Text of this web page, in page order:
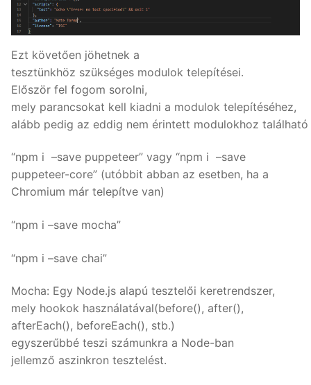
Ezt követően jöhetnek a
tesztünkhöz szükséges modulok telepítései.
Először fel fogom sorolni,
mely parancsokat kell kiadni a modulok telepítéséhez,
alább pedig az eddig nem érintett modulokhoz
“npm i –save puppeteer” vagy “npm i –save
puppeteer-core” (utóbbit abban az esetben, ha a
Chromium már telepítve van)
“npm i –save mocha”
“npm i –save chai”
Mocha: Egy Node.js alapú tesztelői keretrendszer,
mely hookok használatával(before(), after(),
afterEach(), beforeEach(), stb.)
egyszerűbbé teszi számunkra a Node-ban
jellemző aszinkron tesztelést.